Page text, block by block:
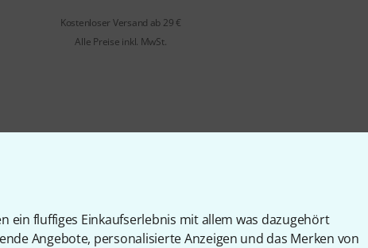
ein fluffiges Einkaufserlebnis mit allem was dazugehört
Angebote, personalisierte Anzeigen und das Merken von
Kostenloser Versand ab 29 €
Alle Preise inkl. MwSt.